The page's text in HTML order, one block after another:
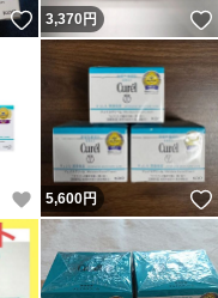
いいね！
3,370円
いいね！
5,600円